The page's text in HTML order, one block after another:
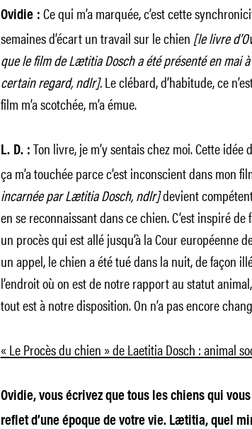
Ovidie : Ce qui m’a marquée, c’est cette
semaines d’écart un travail sur le chien [le livre
que le film de Lætitia Dosch a été présenté en mai
certain regard, ndlr].Le clébard, d’habitude, ce
film m’a scotchée, m’a émue.
L. D. : Ton livre, je m’y sentais chez moi. Cette
ça m’a touchée parce c’est inconscient dans mon
incarnée par Lætitia Dosch, ndlr]devient
en se reconnaissant dans ce chien. C’est inspiré
un procès qui est allé jusqu’à la Cour européenne
un appel, le chien a été tué dans la nuit, de façon
l’endroit où on est de notre rapport au statut
tout est à notre disposition. On n’a pas encore
« Le Procès du chien » de Laetitia Dosch : animal
Ovidie, vous écrivez que tous les chiens qui
reflet d’une époque de votre vie. Lætitia, quel